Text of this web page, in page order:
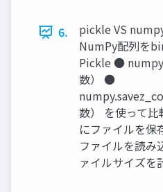
6.
pickle VS
NumPy配列を
Pickle ●
数） ●
数） を使って
にファイルを保
ファイルを読み
ァイルサイズを